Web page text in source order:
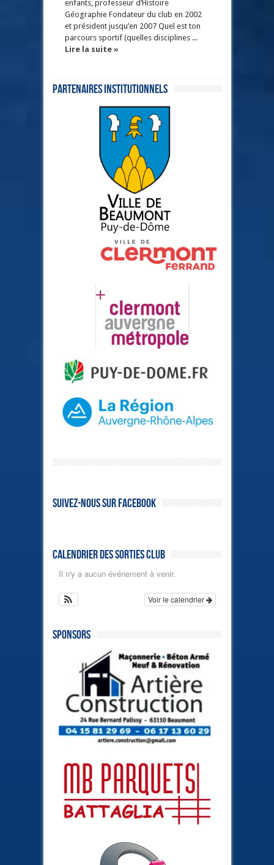
enfants, professeur d’Histoire
Géographie Fondateur du club en 2002
et président jusqu’en 2007 Quel est ton
parcours sportif (quelles disciplines ...
Lire la suite »
Partenaires institutionnels
Suivez-nous sur Facebook
Calendrier des sorties club
Il n'y a aucun événement à venir.
Voir le calendrier
Sponsors